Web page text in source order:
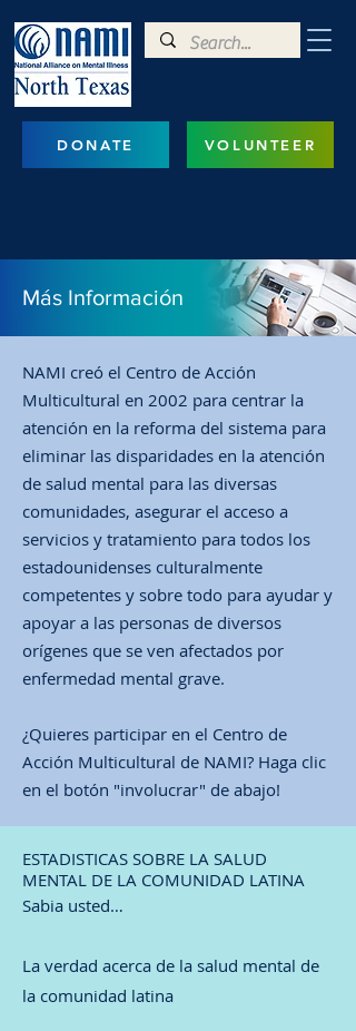
VOLUNTEER
DONATE
Más Información
NAMI creó el Centro de Acción
Multicultural en 2002 para centrar la
atención en la reforma del sistema para
eliminar las disparidades en la atención
de salud mental para las diversas
comunidades, asegurar el acceso a
servicios y tratamiento para todos los
estadounidenses culturalmente
competentes y sobre todo para ayudar y
apoyar a las personas de diversos
orígenes que se ven afectados por
enfermedad mental grave.
¿Quieres participar en el Centro de
Acción Multicultural de NAMI? Haga clic
en el botón "involucrar" de abajo!
ESTADISTICAS SOBRE LA SALUD
MENTAL DE LA COMUNIDAD LATINA
Sabia usted…
La verdad acerca de la salud mental de
la comunidad latina